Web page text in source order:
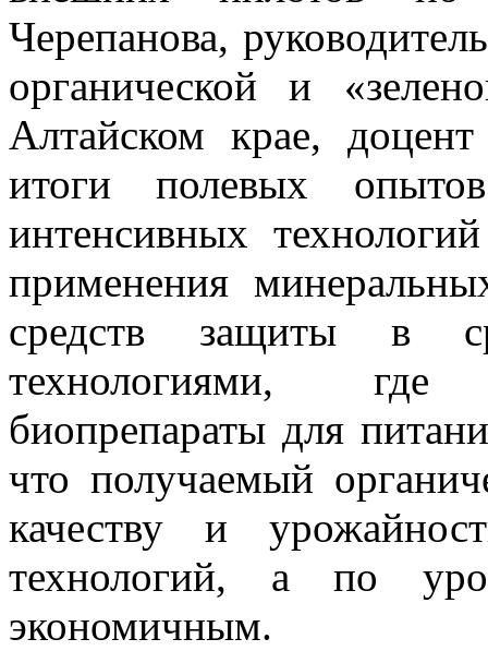
Черепанова,
органической и
Алтайском крае,
итоги полевых
интенсивных
применения
средств защиты в
технологиями, где
биопрепараты для
что получаемый
качеству и
технологий, а по
экономичным.